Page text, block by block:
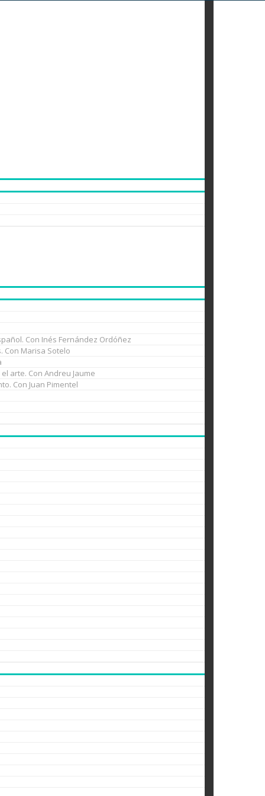
Con Inés Fernández Ordóñez
Con Marisa Sotelo
arte. Con Andreu Jaume
Con Juan Pimentel